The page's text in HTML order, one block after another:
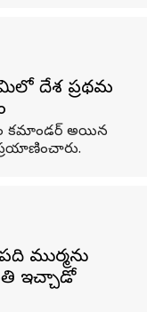
దేశ ప్రథమ
కమాండర్‌ అయిన
ముర్మను
ఇచ్చాడో